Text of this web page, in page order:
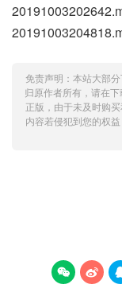
免责声明：本站大部
归原作者所有，请在
正版，由于未及时购
内容若侵犯到您的权
 